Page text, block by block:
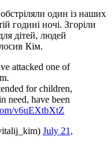
один із наших
годині ночі. Згоріли
дітей, людей
Кім.
attacked one of
for children,
need, have been
v6uEXtbXtZ
July 21,